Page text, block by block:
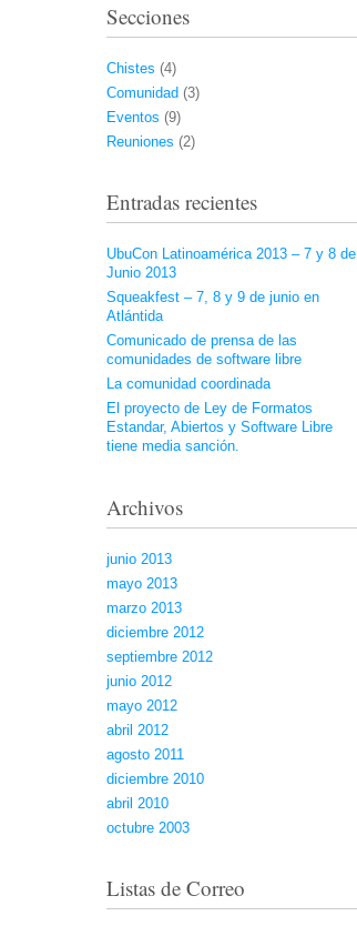
Secciones
Chistes (4)
Comunidad (3)
Eventos (9)
Reuniones (2)
Entradas recientes
UbuCon Latinoamérica 2013 – 7 y 8 de
Junio 2013
Squeakfest – 7, 8 y 9 de junio en
Atlántida
Comunicado de prensa de las
comunidades de software libre
La comunidad coordinada
El proyecto de Ley de Formatos
Estandar, Abiertos y Software Libre
tiene media sanción.
Archivos
junio 2013
mayo 2013
marzo 2013
diciembre 2012
septiembre 2012
junio 2012
mayo 2012
abril 2012
agosto 2011
diciembre 2010
abril 2010
octubre 2003
Listas de Correo